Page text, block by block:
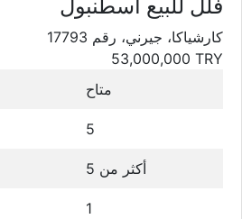
فلل للبيع اسطنبول
كارشياكا، جيرني، رقم 17793
53,000,000 TRY
متاح
5
أكثر من 5
1